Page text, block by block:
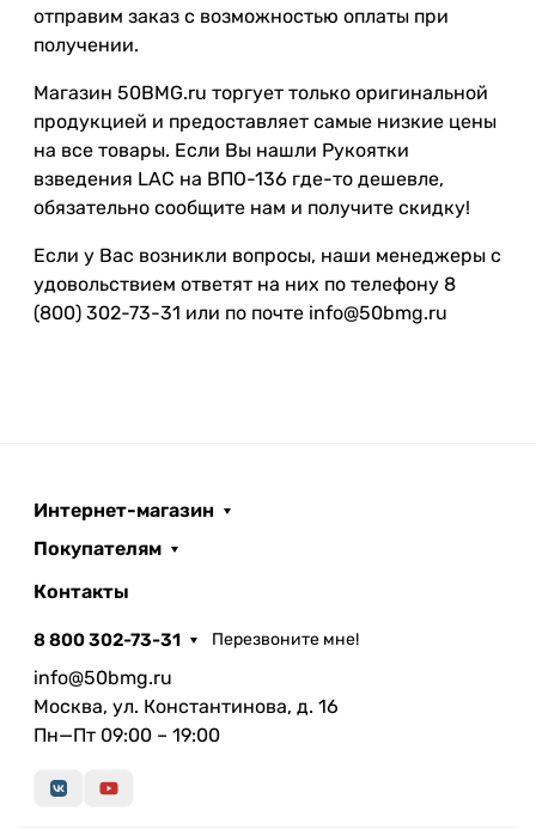
отправим заказ с возможностью оплаты при
получении.
Магазин 50BMG.ru торгует только оригинальной
продукцией и предоставляет самые низкие цены
на все товары. Если Вы нашли Рукоятки
взведения LAC на ВПО-136 где-то дешевле,
обязательно сообщите нам и получите скидку!
Если у Вас возникли вопросы, наши менеджеры с
удовольствием ответят на них по телефону 8
(800) 302-73-31 или по почте info@50bmg.ru
Интернет-магазин
Покупателям
Контакты
8 800 302-73-31 Перезвоните мне!
info@50bmg.ru
Москва, ул. Константинова, д. 16
Пн—Пт 09:00 – 19:00